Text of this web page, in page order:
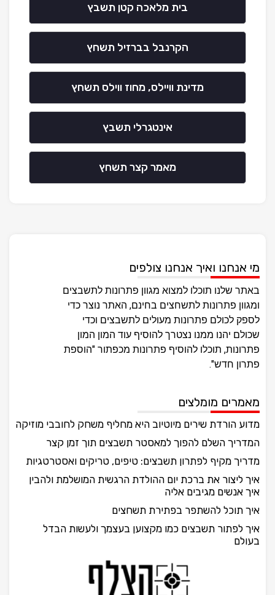
בית מלאכה קטן תשבץ
הקרנבל בברזיל תשחץ
מדינת וויילס, מחוז ווילס תשחץ
אינטגרלי תשבץ
מאמר קצר תשחץ
מי אנחנו ואיך אנחנו צולפים
באתר שלנו תוכלו למצוא מגוון פתרונות לתשבצים
ומגוון פתרונות לתשחצים בחינם, האתר נוצר כדי
לספק לכולם פתרונות מעולים לתשבצים וכדי
שכולם יהנו ממנו נצטרך להוסיף עוד המון המון
פתרונות, תוכלו להוסיף פתרונות מכפתור "הוספת
פתרון חדש".
מאמרים מומלצים
מדוע הורדת שירים מיוטיוב היא מחליף משחק לחובבי מוזיקה
המדריך השלם להפוך למאסטר תשבצים תוך זמן קצר
מדריך מקיף לפתרון תשבצים: טיפים, טריקים ואסטרטגיות
איך ליצור את ברכת יום ההולדת הרגשית המושלמת ולהבין
איך אנשים מגיבים אליה
איך תוכל להשתפר בפתירת תשחצים
איך לפתור תשבצים כמו מקצוען בעצמך ולעשות הבדל
בעולם